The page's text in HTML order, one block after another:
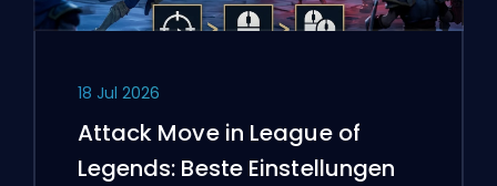
18 Jul 2026
Attack Move in League of
Legends: Beste Einstellungen